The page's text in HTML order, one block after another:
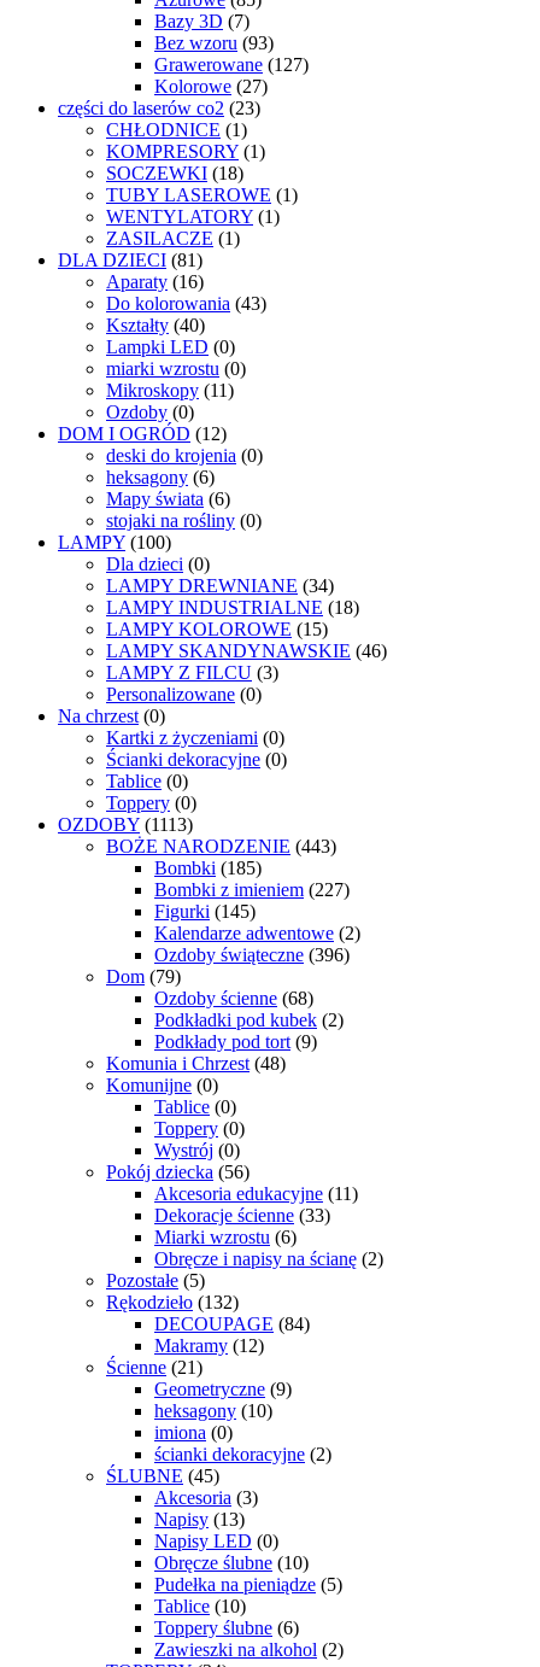
Bazy 3D (7)
Bez wzoru (93)
Grawerowane (127)
Kolorowe (27)
części do laserów co2 (23)
CHŁODNICE (1)
KOMPRESORY (1)
SOCZEWKI (18)
TUBY LASEROWE (1)
WENTYLATORY (1)
ZASILACZE (1)
DLA DZIECI (81)
Aparaty (16)
Do kolorowania (43)
Kształty (40)
Lampki LED (0)
miarki wzrostu (0)
Mikroskopy (11)
Ozdoby (0)
DOM I OGRÓD (12)
deski do krojenia (0)
heksagony (6)
Mapy świata (6)
stojaki na rośliny (0)
LAMPY (100)
Dla dzieci (0)
LAMPY DREWNIANE (34)
LAMPY INDUSTRIALNE (18)
LAMPY KOLOROWE (15)
LAMPY SKANDYNAWSKIE (46)
LAMPY Z FILCU (3)
Personalizowane (0)
Na chrzest (0)
Kartki z życzeniami (0)
Ścianki dekoracyjne (0)
Tablice (0)
Toppery (0)
OZDOBY (1113)
BOŻE NARODZENIE (443)
Bombki (185)
Bombki z imieniem (227)
Figurki (145)
Kalendarze adwentowe (2)
Ozdoby świąteczne (396)
Dom (79)
Ozdoby ścienne (68)
Podkładki pod kubek (2)
Podkłady pod tort (9)
Komunia i Chrzest (48)
Komunijne (0)
Tablice (0)
Toppery (0)
Wystrój (0)
Pokój dziecka (56)
Akcesoria edukacyjne (11)
Dekoracje ścienne (33)
Miarki wzrostu (6)
Obręcze i napisy na ścianę (2)
Pozostałe (5)
Rękodzieło (132)
DECOUPAGE (84)
Makramy (12)
Ścienne (21)
Geometryczne (9)
heksagony (10)
imiona (0)
ścianki dekoracyjne (2)
ŚLUBNE (45)
Akcesoria (3)
Napisy (13)
Napisy LED (0)
Obręcze ślubne (10)
Pudełka na pieniądze (5)
Tablice (10)
Toppery ślubne (6)
Zawieszki na alkohol (2)